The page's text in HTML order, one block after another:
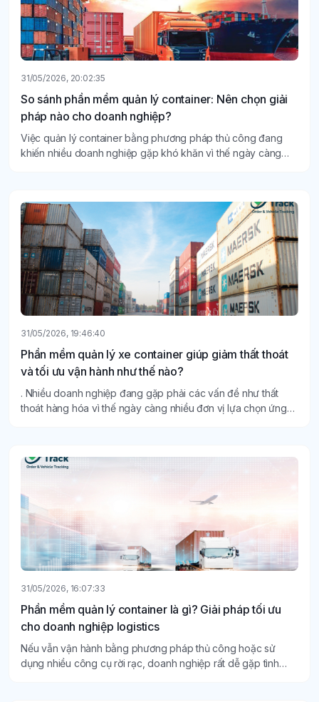
31/05/2026, 20:02:35
So sánh phần mềm quản lý container: Nên chọn giải
pháp nào cho doanh nghiệp?
Việc quản lý container bằng phương pháp thủ công đang
khiến nhiều doanh nghiệp gặp khó khăn vì thế ngày càng
31/05/2026, 19:46:40
Phần mềm quản lý xe container giúp giảm thất thoát
và tối ưu vận hành như thế nào?
. Nhiều doanh nghiệp đang gặp phải các vấn đề như thất
thoát hàng hóa vì thế ngày càng nhiều đơn vị lựa chọn ứng
31/05/2026, 16:07:33
Phần mềm quản lý container là gì? Giải pháp tối ưu
cho doanh nghiệp logistics
Nếu vẫn vận hành bằng phương pháp thủ công hoặc sử
dụng nhiều công cụ rời rạc, doanh nghiệp rất dễ gặp tình